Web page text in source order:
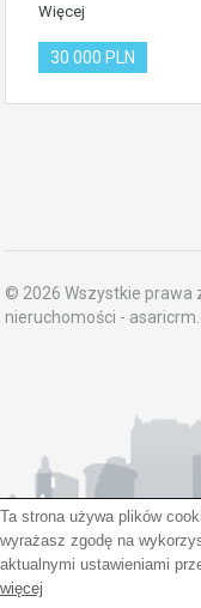
Więcej
30 000 PLN
© 2026 Wszystkie prawa
nieruchomości -
Ta strona używa plików
wyrażasz zgodę na
aktualnymi ustawieniami
więcej